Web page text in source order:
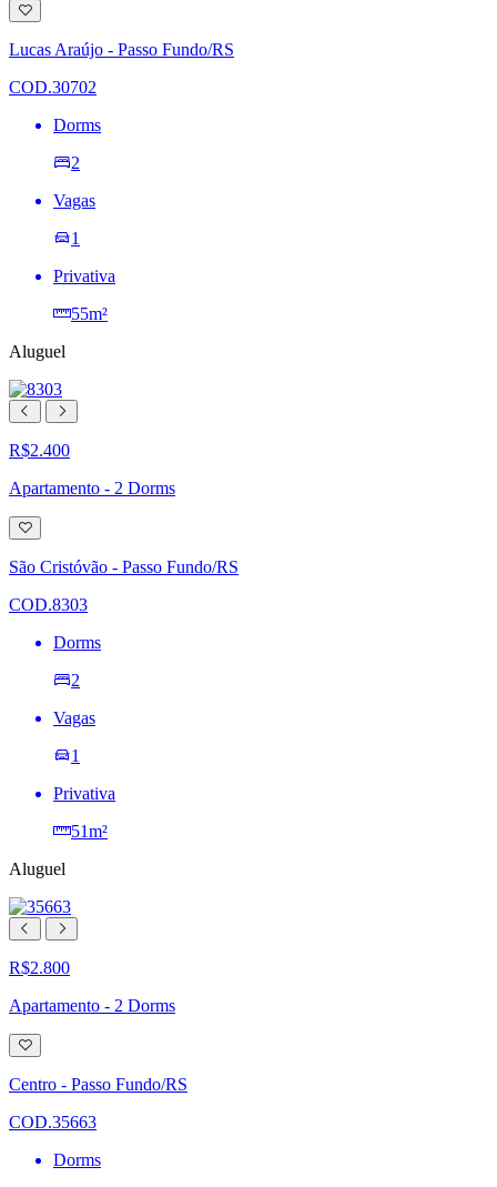
Adicionar
à
lista
de
Lucas Araújo - Passo Fundo/RS
COD.30702
Dorms
2
Vagas
1
Privativa
55m²
Aluguel
R$2.400
Apartamento - 2 Dorms
Adicionar
à
lista
de
São Cristóvão - Passo Fundo/RS
COD.8303
Dorms
2
Vagas
1
Privativa
51m²
Aluguel
R$2.800
Apartamento - 2 Dorms
Adicionar
à
lista
de
Centro - Passo Fundo/RS
COD.35663
Dorms